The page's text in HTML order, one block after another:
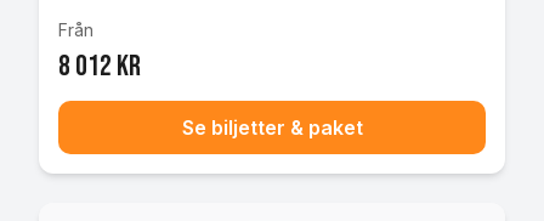
Från
8 012 kr
Se biljetter & paket